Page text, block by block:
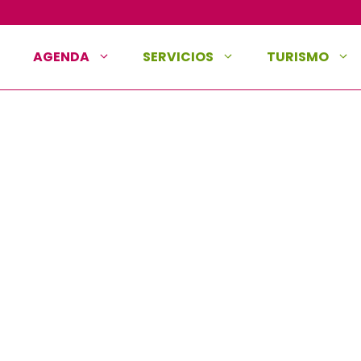
AGENDA SERVICIOS TURISMO